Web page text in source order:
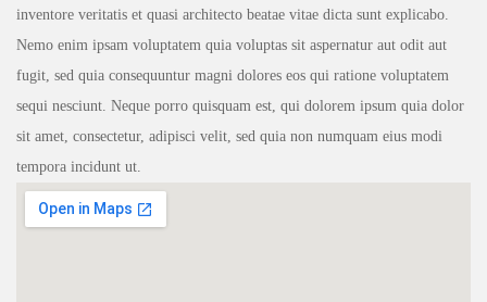
inventore veritatis et quasi architecto beatae vitae dicta sunt explicabo.
Nemo enim ipsam voluptatem quia voluptas sit aspernatur aut odit aut
fugit, sed quia consequuntur magni dolores eos qui ratione voluptatem
sequi nesciunt. Neque porro quisquam est, qui dolorem ipsum quia dolor
sit amet, consectetur, adipisci velit, sed quia non numquam eius modi
tempora incidunt ut.